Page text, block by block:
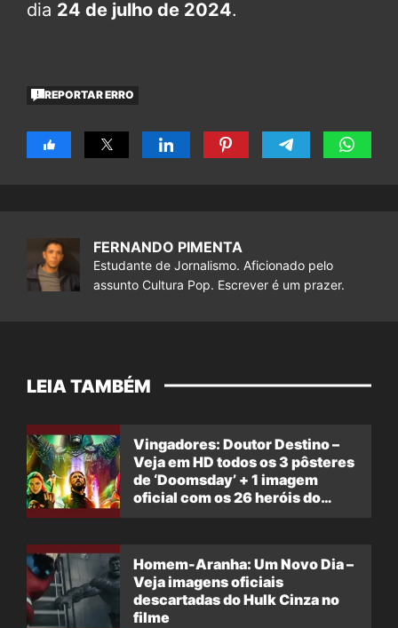
dia 24 de julho de 2024.
REPORTAR ERRO
FERNANDO PIMENTA
Estudante de Jornalismo. Aficionado pelo
assunto Cultura Pop. Escrever é um prazer.
LEIA TAMBÉM
Vingadores: Doutor Destino –
Veja em HD todos os 3 pôsteres
de ‘Doomsday’ + 1 imagem
oficial com os 26 heróis do
Homem-Aranha: Um Novo Dia –
Veja imagens oficiais
descartadas do Hulk Cinza no
filme